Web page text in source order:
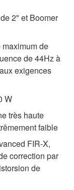
2" et Boomer
de
de 44Hz à
exigences
W
très haute
faible
FIR-X,
correction par
de